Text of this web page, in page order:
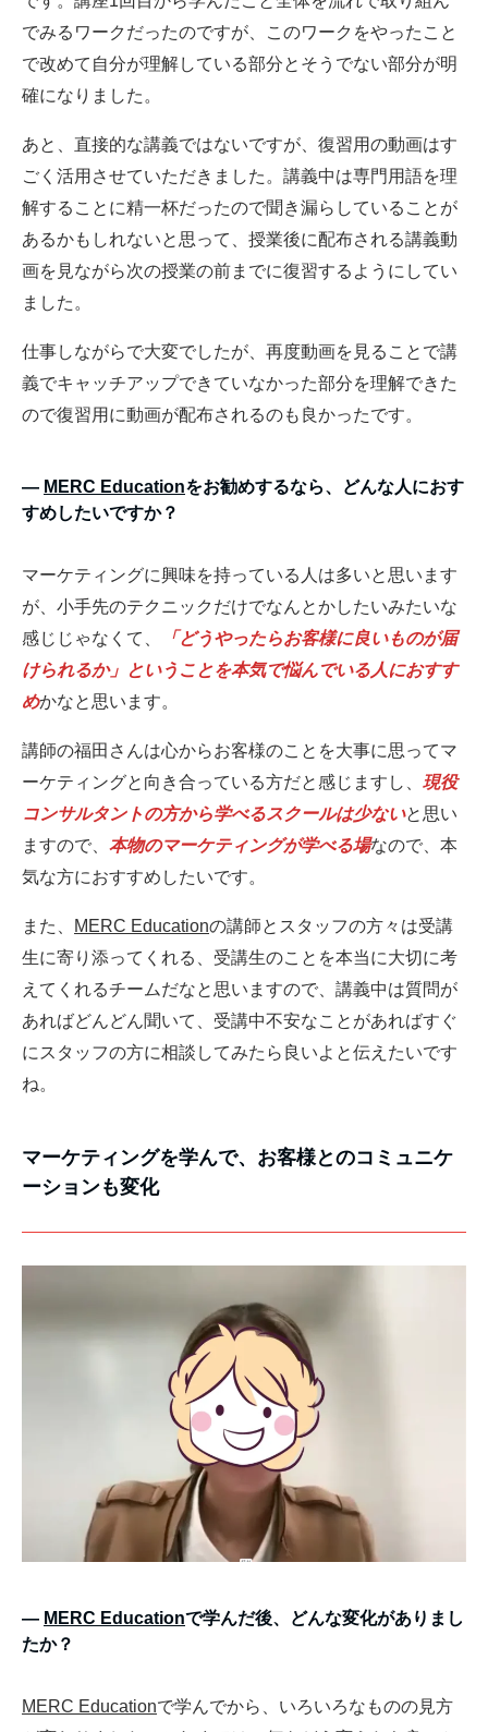
でみるワークだったのですが、このワークをやったこと
で改めて自分が理解している部分とそうでない部分が明
確になりました。
あと、直接的な講義ではないですが、復習用の動画はす
ごく活用させていただきました。講義中は専門用語を理
解することに精一杯だったので聞き漏らしていることが
あるかもしれないと思って、授業後に配布される講義動
画を見ながら次の授業の前までに復習するようにしてい
ました。
仕事しながらで大変でしたが、再度動画を見ることで講
義でキャッチアップできていなかった部分を理解できた
ので復習用に動画が配布されるのも良かったです。
― MERC Educationをお勧めするなら、どんな人におす
すめしたいですか？
マーケティングに興味を持っている人は多いと思います
が、小手先のテクニックだけでなんとかしたいみたいな
感じじゃなくて、
「どうやったらお客様に良いものが届
けられるか」ということを本気で悩んでいる人におすす
めかなと思います。
講師の福田さんは心からお客様のことを大事に思ってマ
ーケティングと向き合っている方だと感じますし、 現役
コンサルタントの方から学べるスクールは少ないと思い
ますので、 本物のマーケティングが学べる場なので、本
気な方におすすめしたいです。
また、 MERC Educationの講師とスタッフの方々は受講
生に寄り添ってくれる、受講生のことを本当に大切に考
えてくれるチームだなと思いますので、講義中は質問が
あればどんどん聞いて、受講中不安なことがあればすぐ
にスタッフの方に相談してみたら良いよと伝えたいです
ね。
マーケティングを学んで、お客様とのコミュニケ
ーションも変化
― MERC Educationで学んだ後、どんな変化がありまし
たか？
MERC Educationで学んでから、いろいろなものの見方